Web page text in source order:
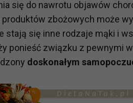
się do nawrotu objawów
produktów zbożowych może
stają się inne rodzaje mąki i
ponieść związku z pewnymi
doskonałym
potrzebom
Komu możemy przekazać
Zgodnie z obowiązującym
np. agencjom marketingowym,
obowiązującego prawa np. sądy
Zaufanych parterów.